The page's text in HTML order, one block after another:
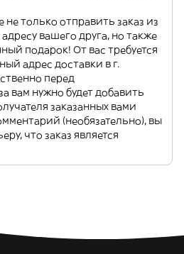
только отправить заказ из
вашего друга, но также
подарок! От вас требуется
адрес доставки в г.
перед
вам нужно будет добавить
заказанных вами
(необязательно), вы
что заказ является